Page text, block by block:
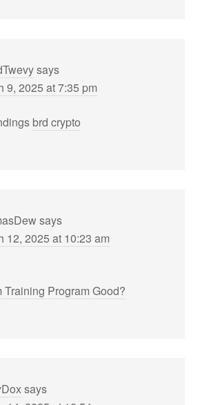
says
9, 2025 at 7:35 pm
brd crypto
says
12, 2025 at 10:23 am
Training Program Good?
says